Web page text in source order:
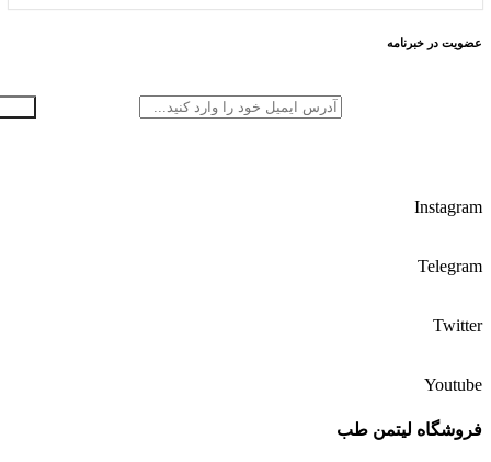
عضویت در خبرنامه
Instagram
Telegram
Twitter
Youtube
فروشگاه لیتمن طب